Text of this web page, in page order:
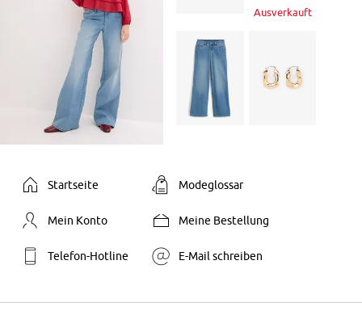
Ausverkauft
Startseite Modeglossar
Mein Konto Meine Bestellung
Telefon-Hotline E-Mail schreiben